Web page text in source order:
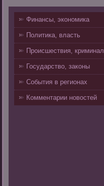
Финансы, экономика
Политика, власть
Происшествия, криминал
Государство, законы
События в регионах
Комментарии новостей